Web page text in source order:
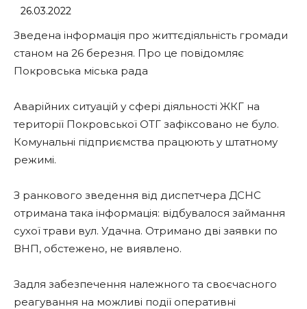
26.03.2022
Зведена інформація про життєдіяльність громади
станом на 26 березня. Про це повідомляє
Покровська міська рада
Аварійних ситуацій у сфері діяльності ЖКГ на
території Покровської ОТГ зафіксовано не було.
Комунальні підприємства працюють у штатному
режимі.
З ранкового зведення від диспетчера ДСНС
отримана така інформація: відбувалося займання
сухої трави вул. Удачна. Отримано дві заявки по
ВНП, обстежено, не виявлено.
Задля забезпечення належного та своєчасного
реагування на можливі події оперативні